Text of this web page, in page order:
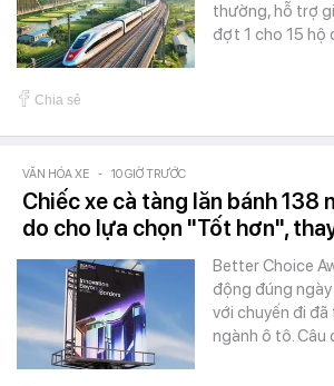
thường, hỗ trợ
đợt 1 cho 15 hộ
Chia sẻ
VĂN HÓA XE - 10 GIỜ TRƯỚC
Chiếc xe cà tàng lăn bánh 138
do cho lựa chọn "Tốt hơn",
Better Choice
động đúng
với chuyến đi
ngành ô tô. Câu